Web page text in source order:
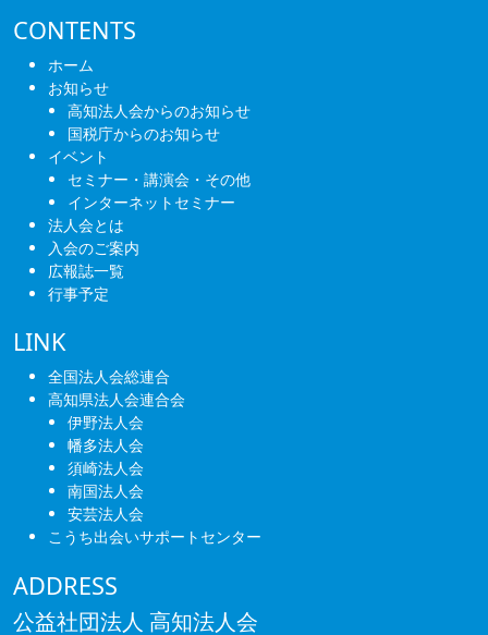
CONTENTS
ホーム
お知らせ
高知法人会からのお知らせ
国税庁からのお知らせ
イベント
セミナー・講演会・その他
インターネットセミナー
法人会とは
入会のご案内
広報誌一覧
行事予定
LINK
全国法人会総連合
高知県法人会連合会
伊野法人会
幡多法人会
須崎法人会
南国法人会
安芸法人会
こうち出会いサポートセンター
ADDRESS
公益社団法人 高知法人会